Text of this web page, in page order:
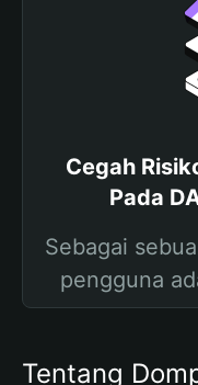
Cegah
Pada
Sebagai
pengguna
Tentang